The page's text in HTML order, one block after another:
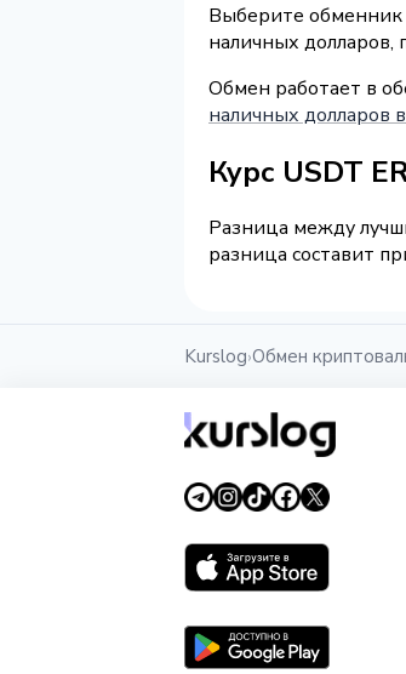
Выберите обменник
наличных долларов,
Обмен работает в
наличных долларов
Курс USDT
Разница между
разница составит
Kurslog›Обмен